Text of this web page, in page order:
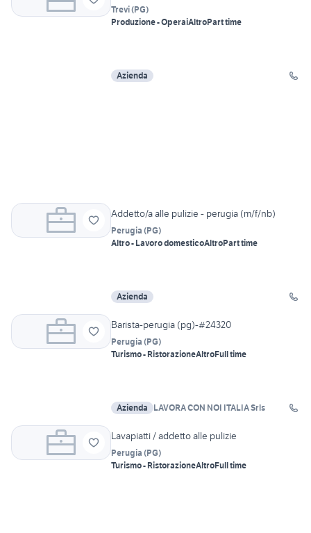
Trevi(PG)
Produzione - OperaiAltroPart time
Azienda
Addetto/a alle pulizie - perugia (m/f/nb)
Perugia (PG)
Altro - Lavoro domesticoAltroPart time
Azienda
Barista-perugia (pg)-#24320
Perugia (PG)
Turismo - RistorazioneAltroFull time
Azienda LAVORA CON NOI ITALIA Srls
Lavapiatti / addetto alle pulizie
Perugia (PG)
Turismo - RistorazioneAltroFull time